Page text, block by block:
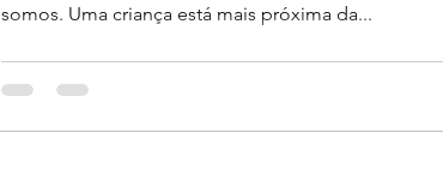
somos. Uma criança está mais próxima da...